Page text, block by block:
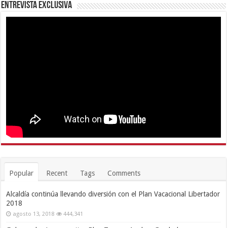
Entrevista Exclusiva
Popular Recent Tags Comments
Alcaldía continúa llevando diversión con el Plan Vacacional Libertador
2018
agosto 13, 2018 444,341